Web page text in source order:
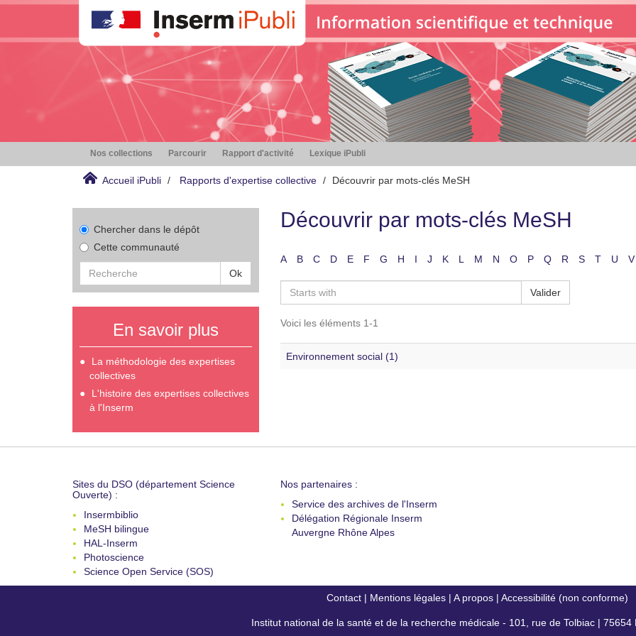
Nos collections Parcourir Rapport d'activité Lexique iPubli
Accueil iPubli Rapports d'expertise collective Découvrir par mots-clés MeSH
Chercher dans le dépôt
Cette communauté
Ok
En savoir plus
La méthodologie des expertises
collectives
L'histoire des expertises collectives
à l'Inserm
Découvrir par mots-clés MeSH
A B C D E F G H I J K L M N O P Q R S T U V
Valider
Voici les éléments 1-1
Environnement social (1)
Sites du DSO (département Science
Ouverte) :
Insermbiblio
MeSH bilingue
HAL-Inserm
Photoscience
Science Open Service (SOS)
Nos partenaires :
Service des archives de l'Inserm
Délégation Régionale Inserm
Auvergne Rhône Alpes
Contact| Mentions légales| A propos| Accessibilité (non conforme)
Institut national de la santé et de la recherche médicale - 101, rue de Tolbiac | 75654